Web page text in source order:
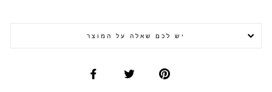
יש לכם שאלה על המוצר